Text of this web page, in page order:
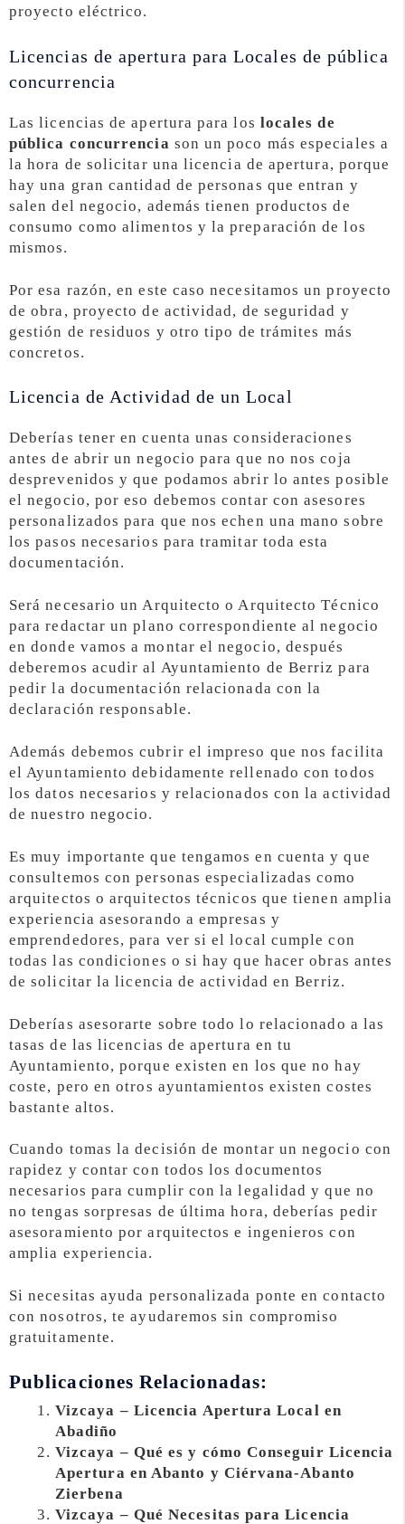
proyecto eléctrico.
Licencias de apertura para Locales de pública
concurrencia
Las licencias de apertura para los locales de
pública concurrencia son un poco más especiales a
la hora de solicitar una licencia de apertura, porque
hay una gran cantidad de personas que entran y
salen del negocio, además tienen productos de
consumo como alimentos y la preparación de los
mismos.
Por esa razón, en este caso necesitamos un proyecto
de obra, proyecto de actividad, de seguridad y
gestión de residuos y otro tipo de trámites más
concretos.
Licencia de Actividad de un Local
Deberías tener en cuenta unas consideraciones
antes de abrir un negocio para que no nos coja
desprevenidos y que podamos abrir lo antes posible
el negocio, por eso debemos contar con asesores
personalizados para que nos echen una mano sobre
los pasos necesarios para tramitar toda esta
documentación.
Será necesario un Arquitecto o Arquitecto Técnico
para redactar un plano correspondiente al negocio
en donde vamos a montar el negocio, después
deberemos acudir al Ayuntamiento de Berriz para
pedir la documentación relacionada con la
declaración responsable.
Además debemos cubrir el impreso que nos facilita
el Ayuntamiento debidamente rellenado con todos
los datos necesarios y relacionados con la actividad
de nuestro negocio.
Es muy importante que tengamos en cuenta y que
consultemos con personas especializadas como
arquitectos o arquitectos técnicos que tienen amplia
experiencia asesorando a empresas y
emprendedores, para ver si el local cumple con
todas las condiciones o si hay que hacer obras antes
de solicitar la licencia de actividad en Berriz.
Deberías asesorarte sobre todo lo relacionado a las
tasas de las licencias de apertura en tu
Ayuntamiento, porque existen en los que no hay
coste, pero en otros ayuntamientos existen costes
bastante altos.
Cuando tomas la decisión de montar un negocio con
rapidez y contar con todos los documentos
necesarios para cumplir con la legalidad y que no
no tengas sorpresas de última hora, deberías pedir
asesoramiento por arquitectos e ingenieros con
amplia experiencia.
Si necesitas ayuda personalizada ponte en contacto
con nosotros, te ayudaremos sin compromiso
gratuitamente.
Publicaciones Relacionadas:
Vizcaya – Licencia Apertura Local en
Abadiño
Vizcaya – Qué es y cómo Conseguir Licencia
Apertura en Abanto y Ciérvana-Abanto
Zierbena
Vizcaya – Qué Necesitas para Licencia